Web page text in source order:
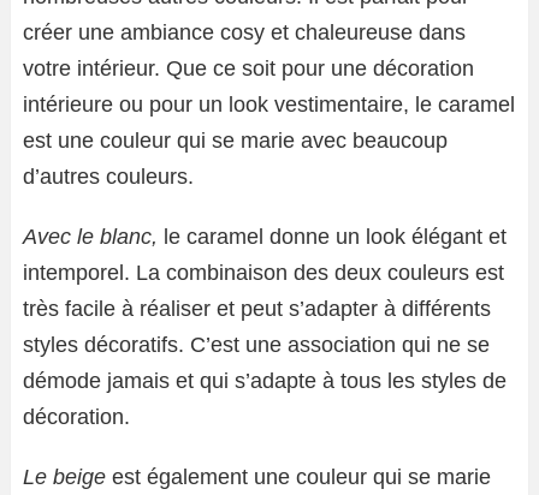
créer une ambiance cosy et chaleureuse dans
votre intérieur. Que ce soit pour une décoration
intérieure ou pour un look vestimentaire, le caramel
est une couleur qui se marie avec beaucoup
d’autres couleurs.
Avec le blanc, le caramel donne un look élégant et
intemporel. La combinaison des deux couleurs est
très facile à réaliser et peut s’adapter à différents
styles décoratifs. C’est une association qui ne se
démode jamais et qui s’adapte à tous les styles de
décoration.
Le beige est également une couleur qui se marie